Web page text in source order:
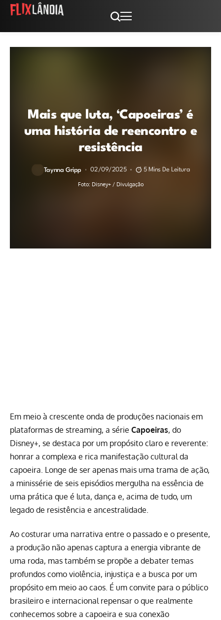
Mais que luta, ‘Capoeiras’ é
uma história de reencontro e
resistência
Taynna Gripp 02/09/2025 5 Mins De Leitura
Foto: Disney+ / Divulgação
Em meio à crescente onda de produções nacionais em
plataformas de streaming, a série Capoeiras, do
Disney+, se destaca por um propósito claro e reverente:
honrar a complexa e rica manifestação cultural da
capoeira. Longe de ser apenas mais uma trama de ação,
a minissérie de seis episódios mergulha na essência de
uma prática que é luta, dança e, acima de tudo, um
legado de resistência e ancestralidade.
Ao costurar uma narrativa entre o passado e o presente,
a produção não apenas captura a energia vibrante de
uma roda, mas também se propõe a debater temas
profundos como violência, injustiça e a busca por um
propósito em meio ao caos. É um convite para o público
brasileiro e internacional repensar o que realmente
conhecemos sobre a capoeira e sua conexão